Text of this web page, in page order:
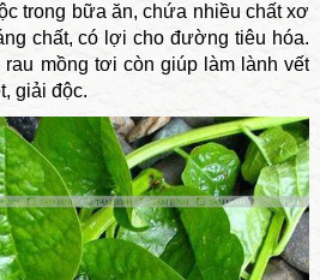
trong bữa ăn, chứa nhiều chất xơ
chất, có lợi cho đường tiêu hóa.
mồng tơi còn giúp làm lành vết
giải độc.